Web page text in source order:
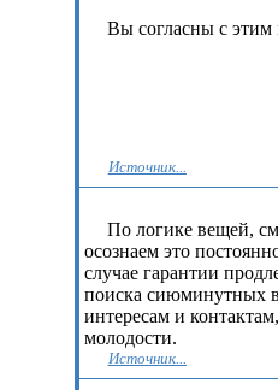
Вы согласны с этим
Источник...
По логике вещей,
осознаем это
случае гарантии
поиска сиюминутных
интересам и
молодости.
Источник...